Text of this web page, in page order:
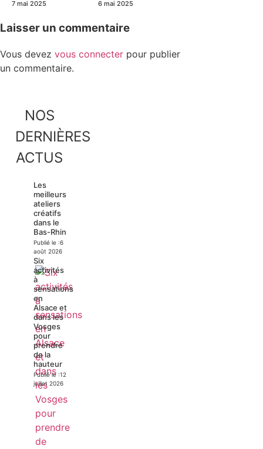
7 mai 2025 6 mai 2025
Laisser un commentaire
Vous devez vous connecter pour publier
un commentaire.
NOS
DERNIÈRES
ACTUS
Les
meilleurs
ateliers
créatifs
dans le
Bas-Rhin
Publié le :6
août 2026
Six
activités
à
sensations
en
Alsace et
dans les
Vosges
pour
prendre
de la
hauteur
Publié le :12
juillet 2026